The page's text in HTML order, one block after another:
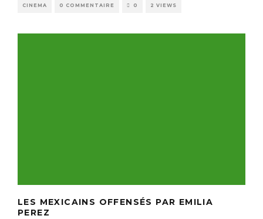
CINEMA 0 COMMENTAIRE 0 2 VIEWS
LES MEXICAINS OFFENSÉS PAR EMILIA
PEREZ